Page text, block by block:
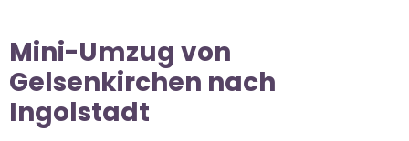
Mini-Umzug von
Gelsenkirchen nach
Ingolstadt